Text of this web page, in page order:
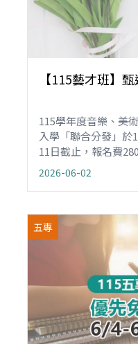
【115藝才班】
115學年度音樂、美
入學「聯合分發」於
11日截止，報名費
則免繳。國中應屆畢
應屆畢業生則需自
2026-06-02
五專